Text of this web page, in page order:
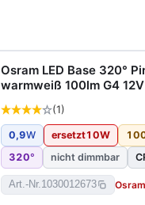
Osram LED Base 320°
warmweiß 100lm G4
(1)
0,9W ersetzt10W
320° nicht dimmbar
Art.-Nr.1030012673 Osram